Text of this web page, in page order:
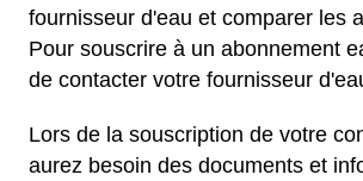
fournisseur d'eau et comparer les
Pour souscrire à un abonnement
de contacter votre fournisseur
Lors de la souscription de votre
aurez besoin des documents et